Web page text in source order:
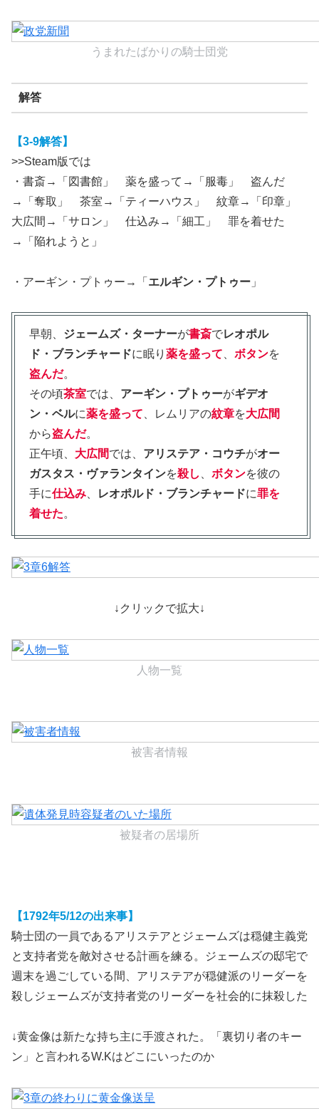
うまれたばかりの騎士団党
解答
【3-9解答】
>>Steam版では
・書斎→「図書館」 薬を盛って→「服毒」 盗んだ
→「奪取」 茶室→「ティーハウス」 紋章→「印章」
大広間→「サロン」 仕込み→「細工」 罪を着せた
→「陥れようと」
・アーギン・プトゥー→「 エルギン・プトゥー 」
早朝、 ジェームズ・ターナーが書斎でレオポル
ド・ブランチャードに眠り 薬を盛って、 ボタンを
盗んだ。
その頃茶室では、 アーギン・プトゥーがギデオ
ン・ベルに薬を盛って、レムリアの紋章を大広間
から盗んだ。
正午頃、 大広間では、 アリステア・コウチがオー
ガスタス・ヴァランタインを殺し 、 ボタンを彼の
手に仕込み、 レオポルド・ブランチャードに罪を
着せた。
↓クリックで拡大↓
人物一覧
被害者情報
被疑者の居場所
【1792年5/12の出来事】
騎士団の一員であるアリステアとジェームズは穏健主義党
と支持者党を敵対させる計画を練る。ジェームズの邸宅で
週末を過ごしている間、アリステアが穏健派のリーダーを
殺しジェームズが支持者党のリーダーを社会的に抹殺した
↓黄金像は新たな持ち主に手渡された。「裏切り者のキー
ン」と言われるW.Kはどこにいったのか